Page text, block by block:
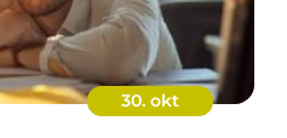
30. okt